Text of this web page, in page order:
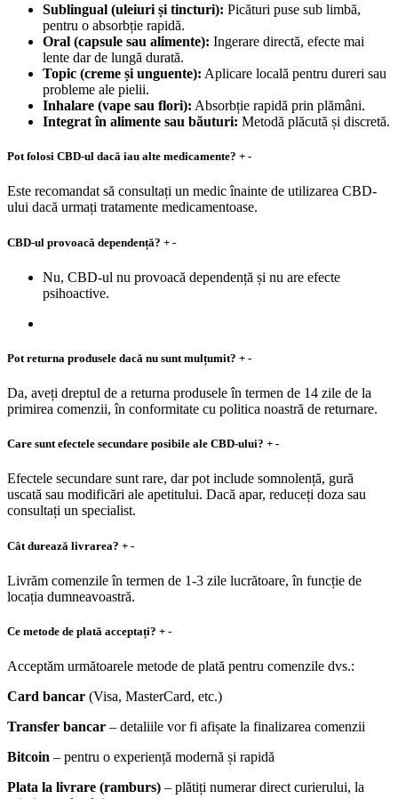
Sublingual (uleiuri și tincturi): Picături puse sub limbă,
pentru o absorbție rapidă.
Oral (capsule sau alimente): Ingerare directă, efecte mai
lente dar de lungă durată.
Topic (creme și unguente): Aplicare locală pentru dureri sau
probleme ale pielii.
Inhalare (vape sau flori): Absorbție rapidă prin plămâni.
Integrat în alimente sau băuturi: Metodă plăcută și discretă.
Pot folosi CBD-ul dacă iau alte medicamente? + -
Este recomandat să consultați un medic înainte de utilizarea CBD-
ului dacă urmați tratamente medicamentoase.
CBD-ul provoacă dependență? + -
Nu, CBD-ul nu provoacă dependență și nu are efecte
psihoactive.
Pot returna produsele dacă nu sunt mulțumit? + -
Da, aveți dreptul de a returna produsele în termen de 14 zile de la
primirea comenzii, în conformitate cu politica noastră de returnare.
Care sunt efectele secundare posibile ale CBD-ului? + -
Efectele secundare sunt rare, dar pot include somnolență, gură
uscată sau modificări ale apetitului. Dacă apar, reduceți doza sau
consultați un specialist.
Cât durează livrarea? + -
Livrăm comenzile în termen de 1-3 zile lucrătoare, în funcție de
locația dumneavoastră.
Ce metode de plată acceptați? + -
Acceptăm următoarele metode de plată pentru comenzile dvs.:
Card bancar (Visa, MasterCard, etc.)
Transfer bancar – detaliile vor fi afișate la finalizarea comenzii
Bitcoin – pentru o experiență modernă și rapidă
Plata la livrare (ramburs) – plătiți numerar direct curierului, la